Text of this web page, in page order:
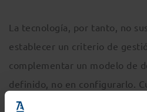
La tecnología, por tanto, no
establecer un criterio de
complementar un modelo de
definido, no en configurarlo.
decisiones claras sobre qué